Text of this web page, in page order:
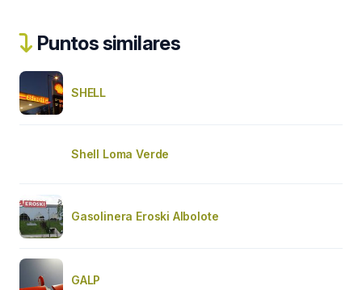
Puntos similares
SHELL
Shell Loma Verde
Gasolinera Eroski Albolote
GALP